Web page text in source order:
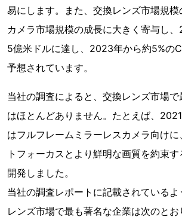
易にします。また、交換レンズ市場規
カメラ市場規模の成長に大きく寄与し
5億米ドルに達し、2023年から約5%の
予想されています。
当社の調査によると、交換レンズ市場
はほとんどありません。たとえば、
はフルフレームミラーレスカメラ向け
トフォーカスとより鮮明な画質を約束
開発しました。
当社の調査レポートに記載されている
レンズ市場で最も著名な企業は次のとお